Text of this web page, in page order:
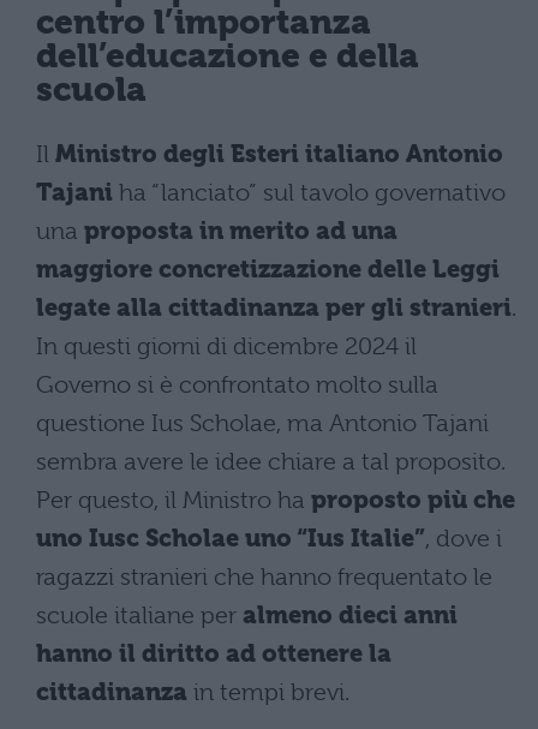
centro l’importanza
dell’educazione e della
scuola
Il Ministro degli Esteri italiano Antonio
Tajani ha “lanciato” sul tavolo governativo
una proposta in merito ad una
maggiore concretizzazione delle Leggi
legate alla cittadinanza per gli stranieri.
In questi giorni di dicembre 2024 il
Governo si è confrontato molto sulla
questione Ius Scholae, ma Antonio Tajani
sembra avere le idee chiare a tal proposito.
Per questo, il Ministro ha proposto più che
uno Iusc Scholae uno “Ius Italie”, dove i
ragazzi stranieri che hanno frequentato le
scuole italiane per almeno dieci anni
hanno il diritto ad ottenere la
cittadinanza in tempi brevi.